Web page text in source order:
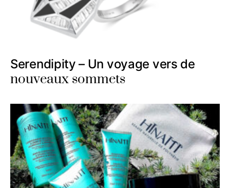
Serendipity – Un voyage vers de
nouveaux sommets